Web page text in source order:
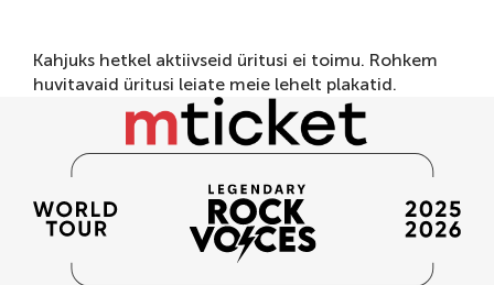
Kahjuks hetkel aktiivseid üritusi ei toimu. Rohkem
huvitavaid üritusi leiate meie lehelt plakatid.